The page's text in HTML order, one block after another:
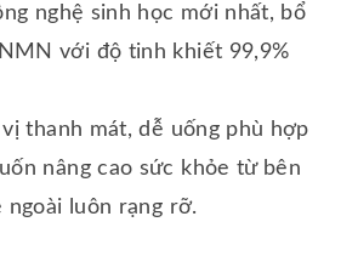
nghệ sinh học mới nhất, bổ
với độ tinh khiết 99,9%
thanh mát, dễ uống phù hợp
nâng cao sức khỏe từ bên
luôn rạng rỡ.